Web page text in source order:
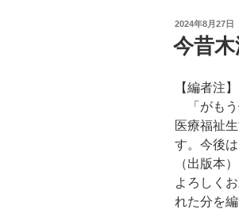
投
稿
日:
2024年8月27日
今昔木
【編者注】
「がもう
医療福祉
す。今後
（出版本
よろしく
れた分を